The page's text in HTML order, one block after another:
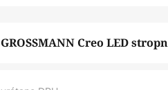
GROSSMANN Creo LED